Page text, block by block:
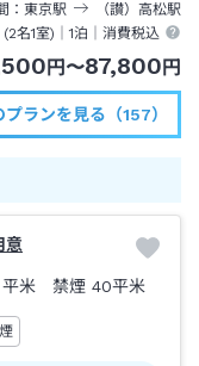
東京駅 （讃）高松駅
(2名1室)｜1泊 ｜消費税込
円 〜87,800 円
ランを見る（157）
意
平米 禁煙 40平米